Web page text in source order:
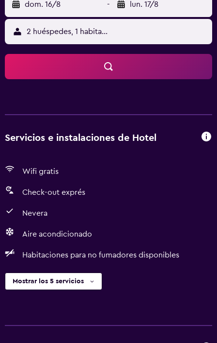
dom. 16/8 - lun. 17/8
2 huéspedes, 1 habitación
Servicios e instalaciones de Hotel
Wifi gratis
Check-out exprés
Nevera
Aire acondicionado
Habitaciones para no fumadores disponibles
Mostrar los 5 servicios